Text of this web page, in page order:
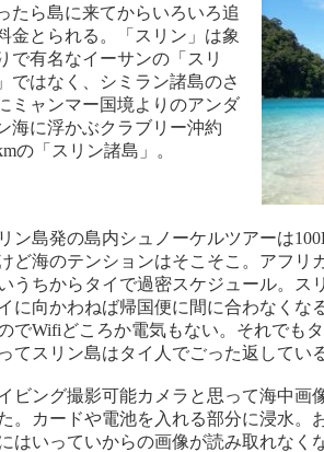
たら島に来てからいろいろ追
金とられる。「スリン」は象
で有名なイーサンの「スリ
ではなく、シミラン諸島のさ
ミャンマー国境よりのアンダ
海に浮かぶクラブリー沖約
の「スリン諸島」。
ン島発の島内シュノーケルツアーは
ど海のテンションはそこそこ。アフリ
うちからタイで過密スケジュール。ス
に向かわねば帰国便に間に合わなくな
でWifiどころか電気もない。それでも
てスリン島はタイ人でごった返している
ビング撮影可能カメラと思って海中画
。カードや電池を入れる部分に浸水。
はいっていからの画像が読み取れなく